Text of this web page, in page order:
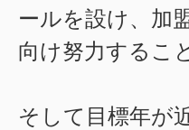
ールを設け、加
向け努力するこ
そして目標年が